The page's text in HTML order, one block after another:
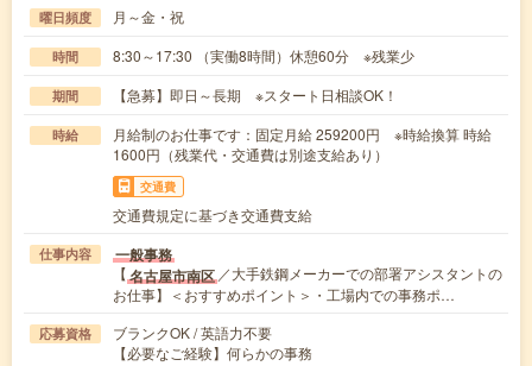
曜日頻度 月～金・祝
時間 8:30～17:30 （実働8時間）休憩60分 ※残業少
期間 【急募】即日～長期 ※スタート日相談OK！
時給
月給制のお仕事です：固定月給 259200円 ※時給換算 時給
1600円（残業代・交通費は別途支給あり）
交通費
交通費規定に基づき交通費支給
仕事内容 一般事務
【名古屋市南区 ／大手鉄鋼メーカーでの部署アシスタントの
お仕事】＜おすすめポイント＞・工場内での事務ポ…
応募資格
ブランクOK / 英語力不要
【必要なご経験】何らかの事務